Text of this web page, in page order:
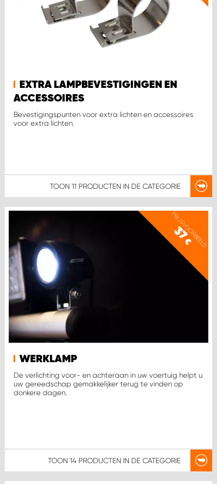
EXTRA LAMPBEVESTIGINGEN EN
ACCESSOIRES
Bevestigingspunten voor extra lichten en accessoires
voor extra lichten.
TOON 11 PRODUCTEN IN DE CATEGORIE
PRIJSVOORBEELD
37
€
WERKLAMP
De verlichting voor- en achteraan in uw voertuig helpt u
uw gereedschap gemakkelijker terug te vinden op
donkere dagen.
TOON 14 PRODUCTEN IN DE CATEGORIE